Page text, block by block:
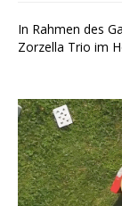
In Rahmen des
Zorzella Trio im